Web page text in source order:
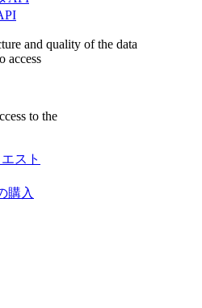
and quality of the data
access
to the
スト
購入